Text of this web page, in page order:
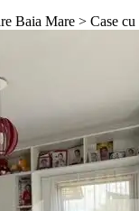
Baia Mare > Case